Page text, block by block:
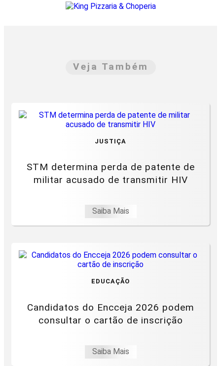
Veja Também
JUSTIÇA
STM determina perda de patente de
militar acusado de transmitir HIV
Saiba Mais
EDUCAÇÃO
Candidatos do Encceja 2026 podem
consultar o cartão de inscrição
Saiba Mais